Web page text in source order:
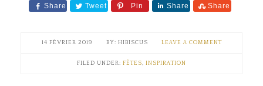
Share Tweet Pin Share Share
14 FÉVRIER 2019 HIBISCUS LEAVE A COMMENT
FILED UNDER: FÊTES, INSPIRATION